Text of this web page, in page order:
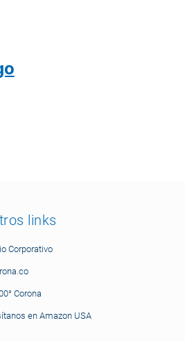
links
Corporativo
Corona
en Amazon USA